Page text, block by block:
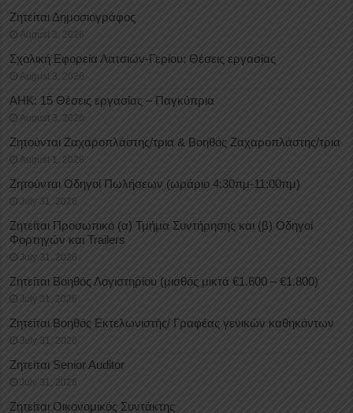
Ζητείται Δημοσιογράφος
August 3, 2026
Σχολική Εφορεία Λατσιών-Γερίου: Θέσεις εργασίας
August 3, 2026
ΑΗΚ: 15 Θέσεις εργασίας – Παγκύπρια
August 3, 2026
Ζητούνται Ζαχαροπλάστης/τρια & Βοηθός Ζαχαροπλάστης/τρια
August 1, 2026
Ζητούνται Οδηγοί Πωλήσεων (ωράριο 4:30πμ-11:00πμ)
July 31, 2026
Ζητείται Προσωπικό (α) Τμήμα Συντήρησης και (β) Οδηγοί
Φορτηγών και Trailers
July 31, 2026
Ζητείται Βοηθός Λογιστηρίου (μισθός μικτά €1.600 – €1.800)
July 31, 2026
Ζητείται Βοηθός Εκτελωνιστής/ Γραφέας γενικών καθηκόντων
July 31, 2026
Ζητείται Senior Auditor
July 31, 2026
Ζητείται Οικονομικός Συντάκτης